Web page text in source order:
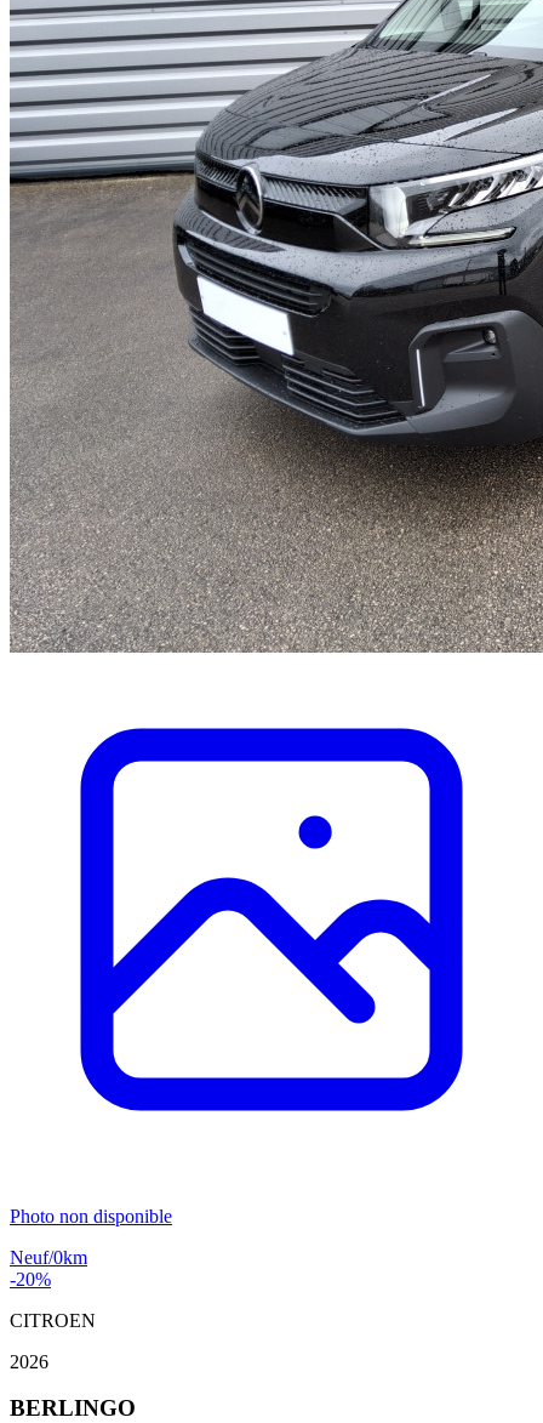
Photo non disponible
Neuf/0km
-20%
CITROEN
2026
BERLINGO